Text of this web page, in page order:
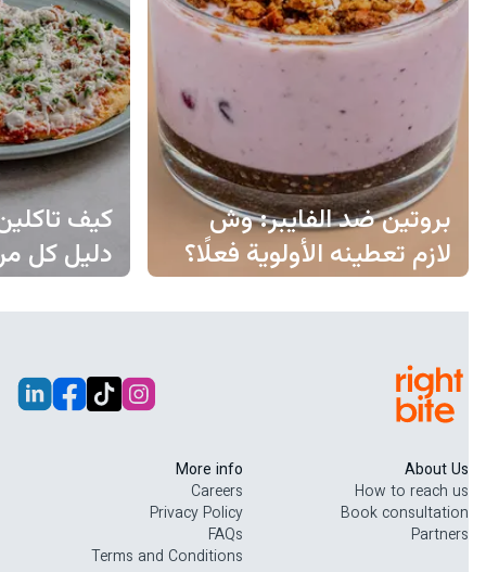
بروتين ضد الفايبر: وش
لازم تعطينه الأولوية فعلًا؟
كيف
دليل كل
About Us
How to reach us
Book consultation
Partners
More info
Careers
Privacy Policy
FAQs
Terms and Conditions